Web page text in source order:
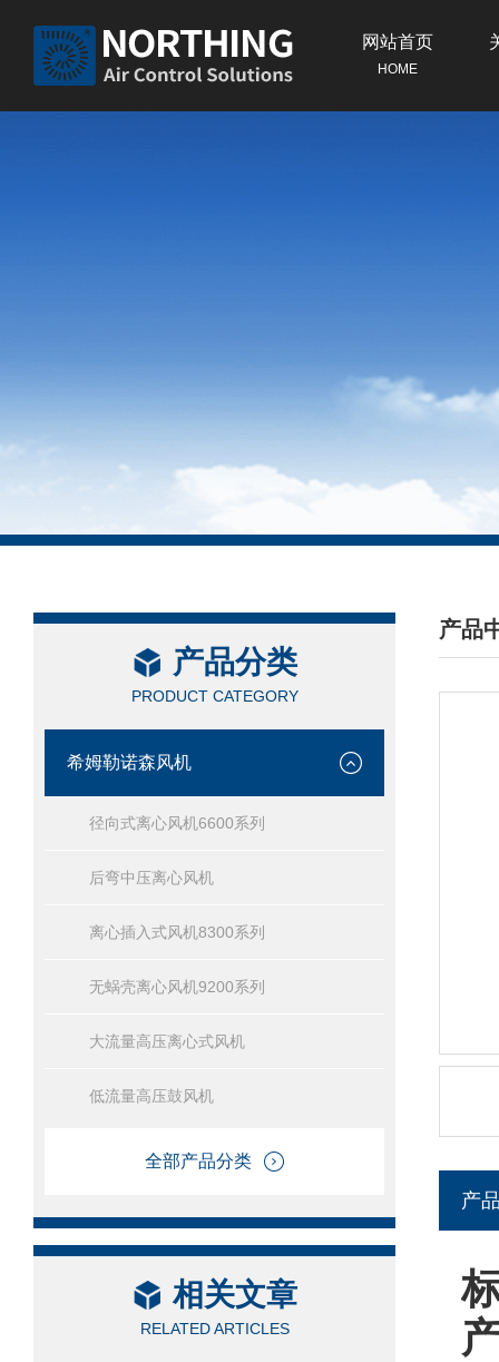
网站首页
HOME
产品分类
PRODUCT CATEGORY
希姆勒诺森风机
径向式离心风机6600系列
后弯中压离心风机
离心插入式风机8300系列
无蜗壳离心风机9200系列
大流量高压离心式风机
低流量高压鼓风机
全部产品分类
相关文章
RELATED ARTICLES
产品
/
产